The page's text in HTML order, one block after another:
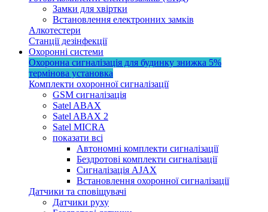
Замки для хвіртки
Встановлення електронних замків
Алкотестери
Станції дезінфекції
Охоронні системи
Охоронна сигналізація для будинку знижка 5%
термінова установка
Комплекти охоронної сигналізації
GSM сигналізація
Satel ABAX
Satel ABAX 2
Satel MICRA
показати всі
Автономні комплекти сигналізації
Бездротові комплекти сигналізації
Сигналізація AJAX
Встановлення охоронної сигналізації
Датчики та сповіщувачі
Датчики руху